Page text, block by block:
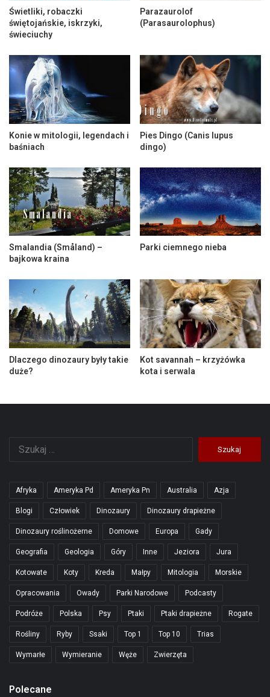
Świetliki, robaczki
świętojańskie, iskrzyki,
świeciuchy
Parazaurolof
(Parasaurolophus)
Konie w mitologii, legendach i
baśniach
Pies Dingo (Canis lupus
dingo)
Smalandia (Småland) –
bajkowa kraina
Parki ciemnego nieba
Dlaczego dinozaury były takie
duże?
Kot savannah – krzyżówka
kota i serwala
Afryka Ameryka Pd Ameryka Pn Australia Azja
Blogi Człowiek Dinozaury Dinozaury drapieżne
Dinozaury roślinożerne Domowe Europa Gady
Geografia Geologia Góry Inne Jeziora Jura
Kotowate Koty Kreda Małpy Mitologia Morskie
Opracowania Owady Parki Narodowe Podcasty
Podróże Polska Psy Ptaki Ptaki drapieżne Rogate
Rośliny Ryby Ssaki Top 1 Top 10 Trias
Wymarłe Wymieranie Węże Zwierzęta
Polecane